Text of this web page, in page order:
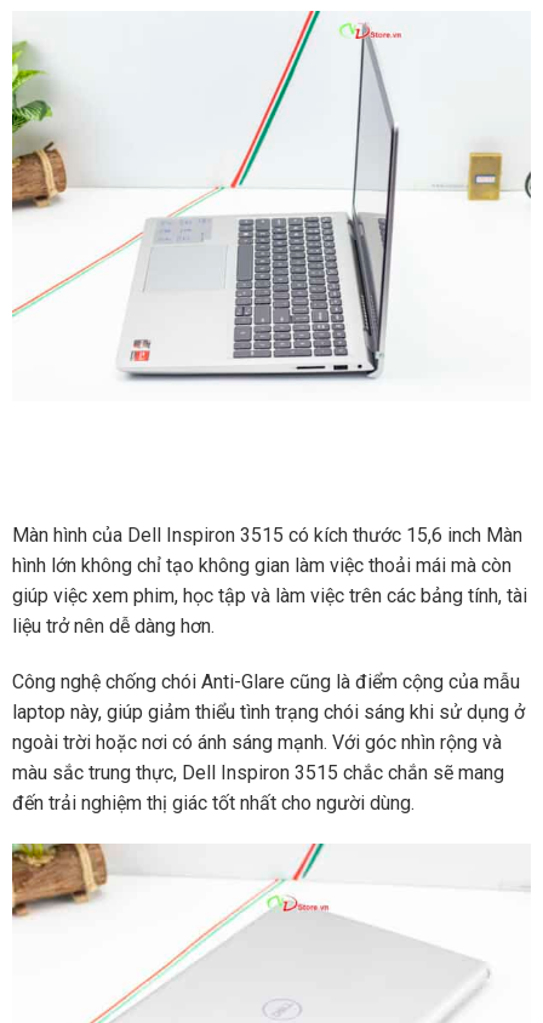
Màn hình của Dell Inspiron 3515 có kích thước 15,6 inch Màn
hình lớn không chỉ tạo không gian làm việc thoải mái mà còn
giúp việc xem phim, học tập và làm việc trên các bảng tính, tài
liệu trở nên dễ dàng hơn.
Công nghệ chống chói Anti-Glare cũng là điểm cộng của mẫu
laptop này, giúp giảm thiểu tình trạng chói sáng khi sử dụng ở
ngoài trời hoặc nơi có ánh sáng mạnh. Với góc nhìn rộng và
màu sắc trung thực, Dell Inspiron 3515 chắc chắn sẽ mang
đến trải nghiệm thị giác tốt nhất cho người dùng.